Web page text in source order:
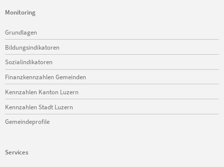
Monitoring
Navigation
überspringen
Grundlagen
Bildungsindikatoren
Sozialindikatoren
Finanzkennzahlen Gemeinden
Kennzahlen Kanton Luzern
Kennzahlen Stadt Luzern
Gemeindeprofile
Services